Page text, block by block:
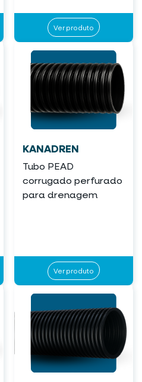
Ver produto
KANADREN
Tubo PEAD
corrugado perfurado
para drenagem
Ver produto